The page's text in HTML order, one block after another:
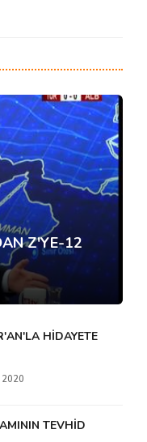
Z'YE-12
HİDAYETE
2020
TEVHİD